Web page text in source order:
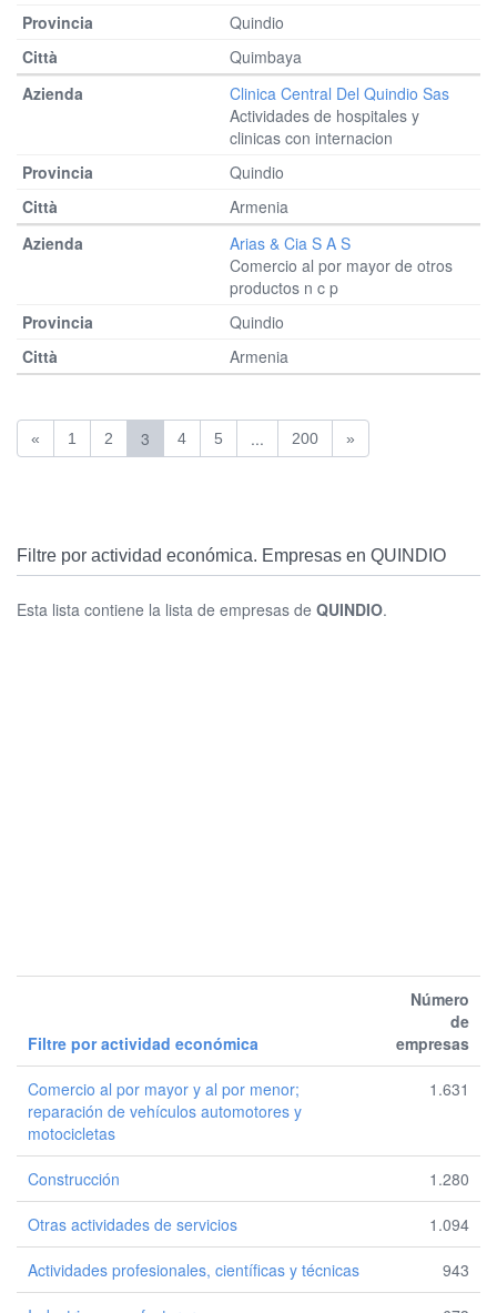
Quindio
Quimbaya
Clinica Central Del Quindio Sas
Actividades de hospitales y
clinicas con internacion
Quindio
Armenia
Arias & Cia S A S
Comercio al por mayor de otros
productos n c p
Quindio
Armenia
« 1 2 3 4 5 ... 200 »
Filtre por actividad económica. Empresas en QUINDIO
Esta lista contiene la lista de empresas de QUINDIO.
Filtre por actividad económica
Número
de
empresas
Comercio al por mayor y al por menor;
reparación de vehículos automotores y
motocicletas
1.631
Construcción 1.280
Otras actividades de servicios 1.094
Actividades profesionales, científicas y técnicas 943